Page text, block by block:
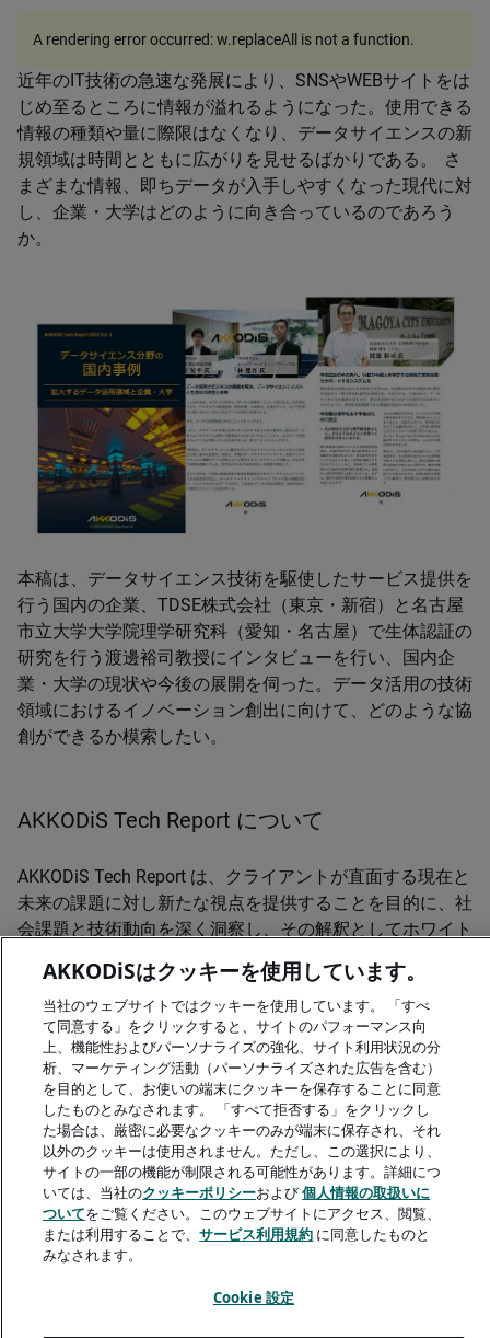
近年のIT技術の急速な発展により、SNSやWEBサイトをは
じめ至るところに情報が溢れるようになった。使用できる
情報の種類や量に際限はなくなり、データサイエンスの新
規領域は時間とともに広がりを見せるばかりである。 さ
まざまな情報、即ちデータが入手しやすくなった現代に対
し、企業・大学はどのように向き合っているのであろう
か。
本稿は、データサイエンス技術を駆使したサービス提供を
行う国内の企業、TDSE株式会社（東京・新宿）と名古屋
市立大学大学院理学研究科（愛知・名古屋）で生体認証の
研究を行う渡邊裕司教授にインタビューを行い、国内企
業・大学の現状や今後の展開を伺った。データ活用の技術
領域におけるイノベーション創出に向けて、どのような協
創ができるか模索したい。
AKKODiS Tech Report について
AKKODiS Tech Report は、クライアントが直面する現在と
未来の課題に対し新たな視点を提供することを目的に、社
会課題と技術動向を深く洞察し、その解釈としてホワイト
全文ダウンロードする
A rendering error occurred:w.replaceAll is not a function.
A rendering error occurred:H.replaceAll is not a function.
AKKODiSはクッキーを使用しています。
当社のウェブサイトではクッキーを使用しています。 「すべ
て同意する」をクリックすると、サイトのパフォーマンス向
上、機能性およびパーソナライズの強化、サイト利用状況の分
析、マーケティング活動（パーソナライズされた広告を含む）
を目的として、お使いの端末にクッキーを保存することに同意
したものとみなされます。 「すべて拒否する」をクリックし
た場合は、厳密に必要なクッキーのみが端末に保存され、それ
以外のクッキーは使用されません。ただし、この選択により、
サイトの一部の機能が制限される可能性があります。詳細につ
いては、当社のクッキーポリシーおよび個人情報の取扱いに
ついてをご覧ください。このウェブサイトにアクセス、閲覧、
または利用することで、サービス利用規約 に同意したものと
みなされます。
Cookie 設定